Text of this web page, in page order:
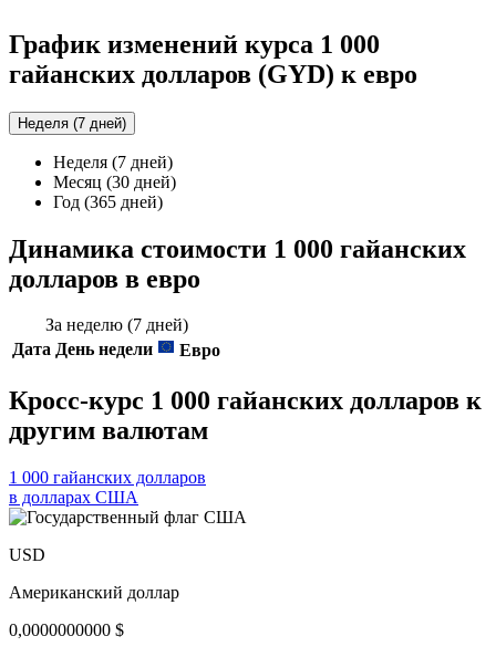
График изменений курса 1 000
гайанских долларов (GYD) к евро
Неделя (7 дней)
Неделя (7 дней)
Месяц (30 дней)
Год (365 дней)
Динамика стоимости 1 000 гайанских
долларов в евро
За неделю (7 дней)
Дата День недели Евро
Кросс-курс 1 000 гайанских долларов к
другим валютам
1 000 гайанских долларов
в долларах США
USD
Американский доллар
0,0000000000 $